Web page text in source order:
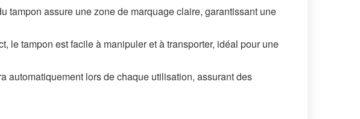
tampon assure une zone de marquage claire, garantissant une
le tampon est facile à manipuler et à transporter, idéal pour une
automatiquement lors de chaque utilisation, assurant des